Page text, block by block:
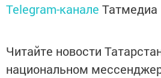
Telegram-канале Татмедиа
Читайте новости
национальном